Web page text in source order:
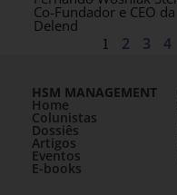
Co-Fundador e CEO da
Delend
1 2 3 4
HSM MANAGEMENT
Home
Colunistas
Dossiês
Artigos
Eventos
E-books